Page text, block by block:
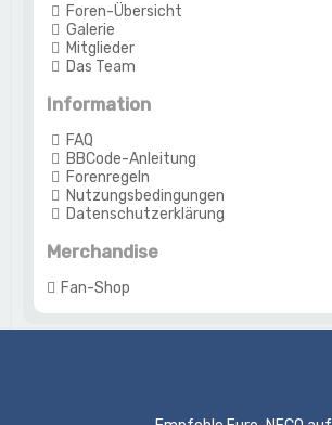
Foren-Übersicht
Galerie
Mitglieder
Das Team
Information
FAQ
BBCode-Anleitung
Forenregeln
Nutzungsbedingungen
Datenschutzerklärung
Merchandise
Fan-Shop